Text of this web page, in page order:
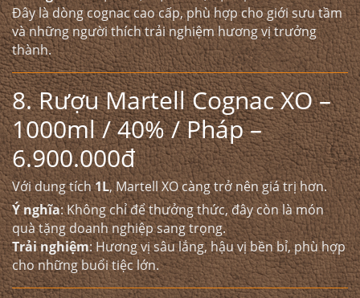
Đây là dòng cognac cao cấp, phù hợp cho giới sưu tầm
và những người thích trải nghiệm hương vị trưởng
thành.
8. Rượu Martell Cognac XO –
1000ml / 40% / Pháp –
6.900.000đ
Với dung tích1L, Martell XO càng trở nên giá trị hơn.
Ý nghĩa: Không chỉ để thưởng thức, đây còn là món
quà tặng doanh nghiệp sang trọng.
Trải nghiệm: Hương vị sâu lắng, hậu vị bền bỉ, phù hợp
cho những buổi tiệc lớn.